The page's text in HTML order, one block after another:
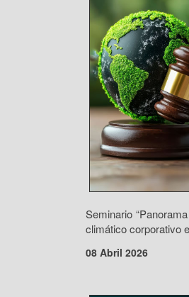
Seminario
climático corporativo
08 Abril 2026